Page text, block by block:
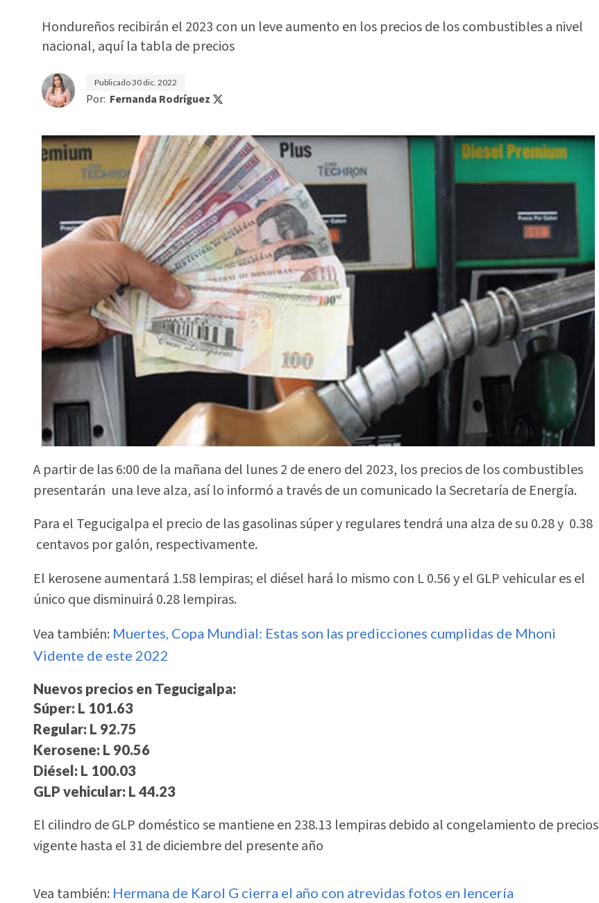
Hondureños recibirán el 2023 con un leve aumento en los precios de los combustibles a nivel
nacional, aquí la tabla de precios
Publicado30 dic. 2022
Por: Fernanda Rodríguez
A partir de las 6:00 de la mañana del lunes 2 de enero del 2023, los precios de los combustibles
presentarán una leve alza, así lo informó a través de un comunicado la Secretaría de Energía.
Para el Tegucigalpa el precio de las gasolinas súper y regulares tendrá una alza de su 0.28 y 0.38
centavos por galón, respectivamente.
El kerosene aumentará 1.58 lempiras; el diésel hará lo mismo con L 0.56 y el GLP vehicular es el
único que disminuirá 0.28 lempiras.
Vea también: Muertes, Copa Mundial: Estas son las predicciones cumplidas de Mhoni
Vidente de este 2022
Nuevos precios en Tegucigalpa:
Súper: L 101.63
Regular: L 92.75
Kerosene: L 90.56
Diésel: L 100.03
GLP vehicular: L 44.23
El cilindro de GLP doméstico se mantiene en 238.13 lempiras debido al congelamiento de precios
vigente hasta el 31 de diciembre del presente año
Vea también: Hermana de Karol G cierra el año con atrevidas fotos en lencería